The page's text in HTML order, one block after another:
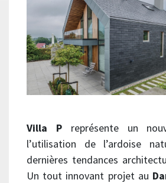
Villa Preprésente un
l’utilisation de l’ardoise
dernières tendances
Un tout innovant projet au